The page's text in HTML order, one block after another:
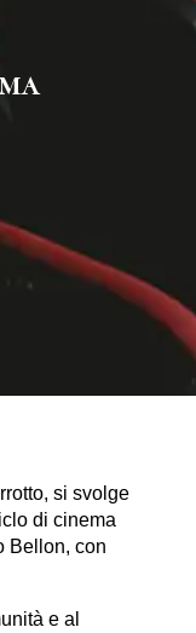
si svolge
di cinema
Bellon, con
e al